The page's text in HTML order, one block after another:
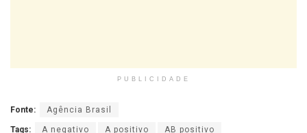
PUBLICIDADE
Fonte: Agência Brasil
Tags: A negativo A positivo AB positivo